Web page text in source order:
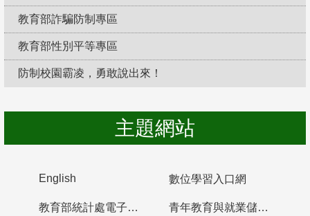
教育部詐騙防制專區
教育部性別平等專區
防制校園霸凌，勇敢說出來！
主題網站
English 數位學習入口網
教育部統計處電子書櫃 青年教育與就業儲蓄帳戶